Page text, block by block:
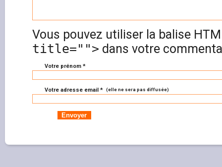
Vous pouvez utiliser la balise
title=""> dans votre
Votre prénom *
Votre adresse email * (elle ne sera pas diffusée)